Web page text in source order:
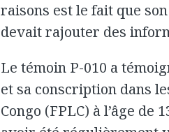
raisons est le fait que
devait rajouter des
Le témoin P-010 a
et sa conscription dans
Congo (FPLC) à l’âge de